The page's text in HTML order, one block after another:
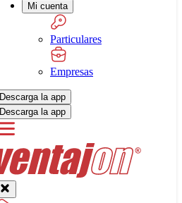
Mi cuenta
Particulares
Empresas
Descarga la app
Descarga la app